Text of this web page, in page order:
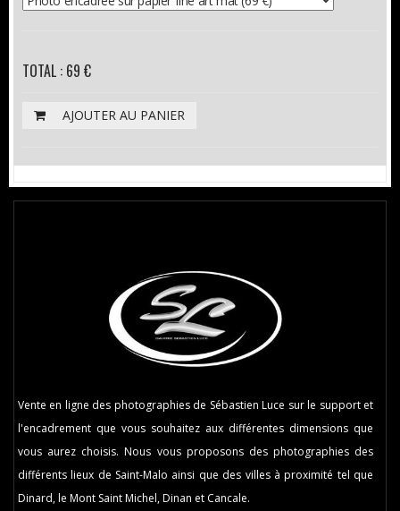
TOTAL : 69 €
AJOUTER AU PANIER
Vente en ligne des photographies de Sébastien Luce sur le support et
l'encadrement que vous souhaitez aux différentes dimensions que
vous aurez choisis. Nous vous proposons des photographies des
différents lieux de Saint-Malo ainsi que des villes à proximité tel que
Dinard, le Mont Saint Michel, Dinan et Cancale.